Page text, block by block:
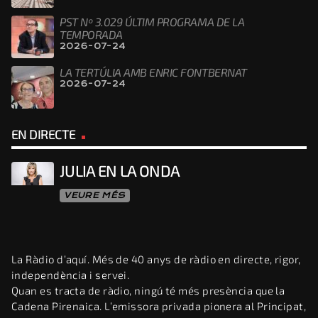
PST Nº 3.029 ÚLTIM PROGRAMA DE LA
TEMPORADA
2026-07-24
LA TERTÚLIA AMB ENRIC FONTBERNAT
2026-07-24
EN DIRECTE
JULIA EN LA ONDA
VEURE MÉS
La Ràdio d’aquí. Més de 40 anys de ràdio en directe, rigor,
independència i servei.
Quan es tracta de ràdio, ningú té més presència que la
Cadena Pirenaica. L’emissora privada pionera al Principat,